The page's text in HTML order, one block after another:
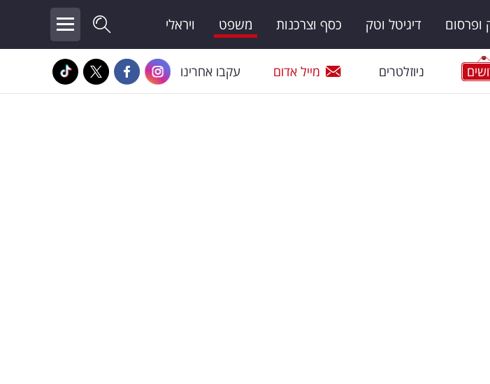
ופרסום דיגיטל וטק כסף וצרכנות משפט ויראלי
ניוזלטרים מייל אדום עקבו אחרינו